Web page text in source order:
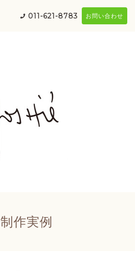
011-621-8783 お問い合わせ
制作実例